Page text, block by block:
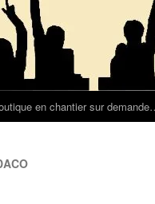
en chantier sur